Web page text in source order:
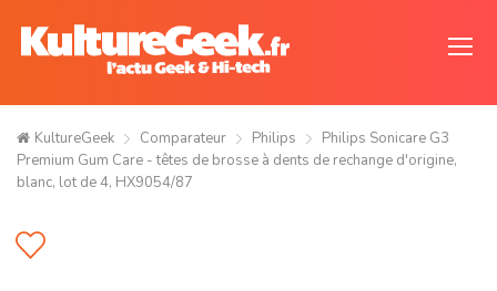
KultureGeek Comparateur Philips
Philips Sonicare G3
Premium Gum Care - têtes de brosse à dents de rechange d'origine,
blanc, lot de 4, HX9054/87